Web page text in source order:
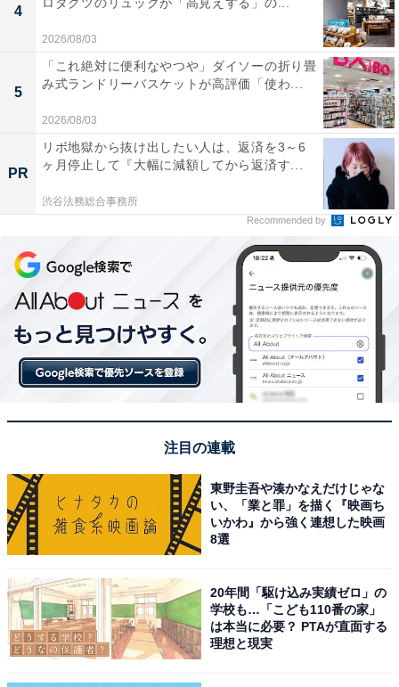
4
ロダクツのリュックが「高見えする」の...
2026/08/03
5
「これ絶対に便利なやつや」ダイソーの折り畳
み式ランドリーバスケットが高評価「使わ...
2026/08/03
PR
リボ地獄から抜け出したい人は、返済を3～6
ヶ月停止して『大幅に減額してから返済す...
渋谷法務総合事務所
Recommended by
注目の連載
東野圭吾や湊かなえだけじゃな
い、「業と罪」を描く『映画ち
いかわ』から強く連想した映画
8選
20年間「駆け込み実績ゼロ」の
学校も…「こども110番の家」
は本当に必要？ PTAが直面する
理想と現実